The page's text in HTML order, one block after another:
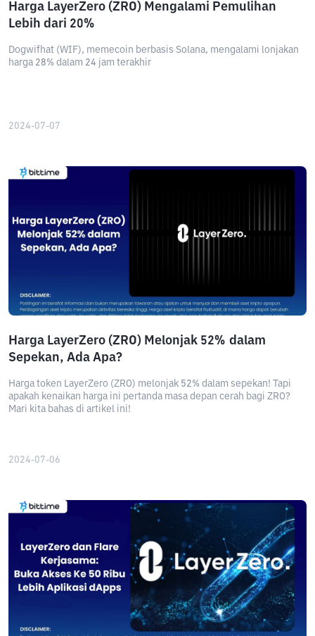
Harga LayerZero (ZRO) Mengalami Pemulihan
Lebih dari 20%
Dogwifhat (WIF), memecoin berbasis Solana, mengalami lonjakan
harga 28% dalam 24 jam terakhir
2024-07-07
Harga LayerZero (ZRO) Melonjak 52% dalam
Sepekan, Ada Apa?
Harga token LayerZero (ZRO) melonjak 52% dalam sepekan! Tapi
apakah kenaikan harga ini pertanda masa depan cerah bagi ZRO?
Mari kita bahas di artikel ini!
2024-07-06